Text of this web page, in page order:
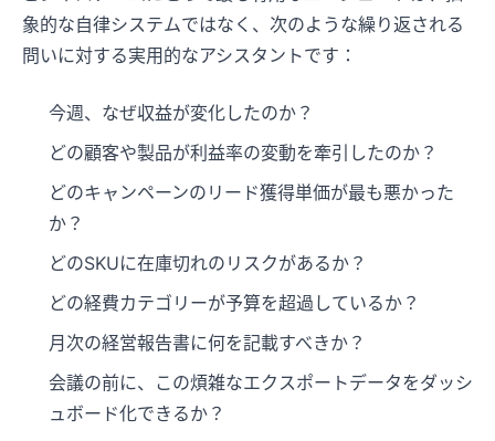
象的な自律システムではなく、次のような繰り返される
問いに対する実用的なアシスタントです：
今週、なぜ収益が変化したのか？
どの顧客や製品が利益率の変動を牽引したのか？
どのキャンペーンのリード獲得単価が最も悪かった
か？
どのSKUに在庫切れのリスクがあるか？
どの経費カテゴリーが予算を超過しているか？
月次の経営報告書に何を記載すべきか？
会議の前に、この煩雑なエクスポートデータをダッシ
ュボード化できるか？